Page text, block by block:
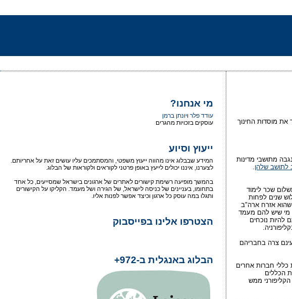
את מוסדות החינוך
מתושבי מדינות
.
שכר לימוד
שנים לפחות
שהוא אזרח ארה"ב
מי שיש להם מעמד
נוכחים
צרה בחבריהם
כללי חברות אחרים
הכללים
ממש
מי אנחנו?
עודד פלר ויונתן ברמן
עוסקים בזכויות מהגרים
ייעוץ וסיוע
המידע שבבלוג אינו מהווה ייעוץ משפטי, והמסתמכים עליו עושים זאת על אחריותם.
לצערנו, איננו יכולים לייעץ באופן פרטני לקוראים ולקוראות של הבלוג.
בהמשך מופיעה רשימת קישורים לאתרים של ארגונים בישראל שמסייעים, כל אחד
בתחומו, בעניינים של כניסה לישראל, של הגירה ושל מעמד. הקליקו על הקישורים
ותגלו במה עוסק כל ארגון וכיצד אפשר לפנות אליו.
הצטרפו אלינו בפייסבוק
הבלוג באנגלית ב-972+